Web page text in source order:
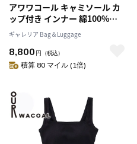
アワワコール キャミソール カ
ップ付き インナー 綿100%
OUR WACOAL トップス インナ
ーウェア ブラトップ アンダー
ゴムなし キャミ シンプル スト
ラップ調整 レディース カップ
ギャレリア Bag＆Luggage
8,800 円 （税込）
積算 80 マイル (1倍)